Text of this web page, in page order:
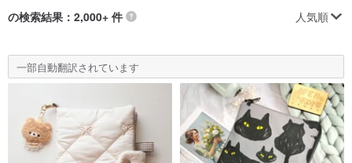
の検索結果：2,000+ 件 人気順
一部自動翻訳されています